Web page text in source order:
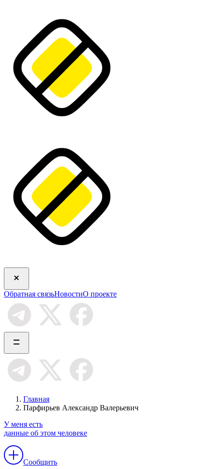
Обратная связьНовостиО проекте
Главная
Парфирьев Александр Валерьевич
У меня есть
данные об этом человеке
Сообщить